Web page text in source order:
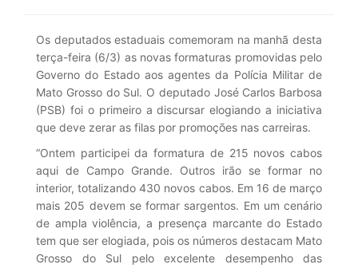
Os deputados estaduais comemoram na manhã desta
terça-feira (6/3) as novas formaturas promovidas pelo
Governo do Estado aos agentes da Polícia Militar de
Mato Grosso do Sul. O deputado José Carlos Barbosa
(PSB) foi o primeiro a discursar elogiando a iniciativa
que deve zerar as filas por promoções nas carreiras.
“Ontem participei da formatura de 215 novos cabos
aqui de Campo Grande. Outros irão se formar no
interior, totalizando 430 novos cabos. Em 16 de março
mais 205 devem se formar sargentos. Em um cenário
de ampla violência, a presença marcante do Estado
tem que ser elogiada, pois os números destacam Mato
Grosso do Sul pelo excelente desempenho das